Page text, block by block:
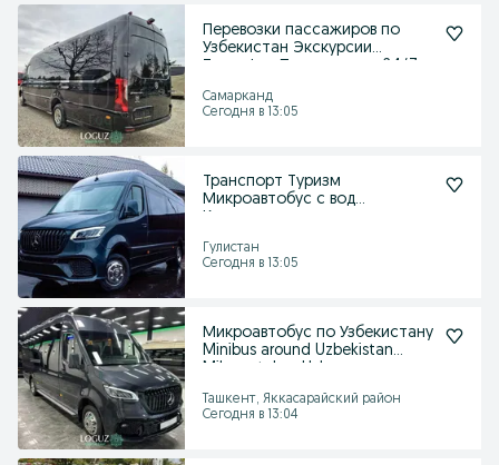
Перевозки пассажиров по
Узбекистан Экскурсии
Самарканд
Сегодня в 13:05
Транспорт Туризм
Микроавтобус с вод
Гулистан
Сегодня в 13:05
Микроавтобус по Узбекистану
Minibus around Uzbekistan
Ташкент, Яккасарайский район
Сегодня в 13:04